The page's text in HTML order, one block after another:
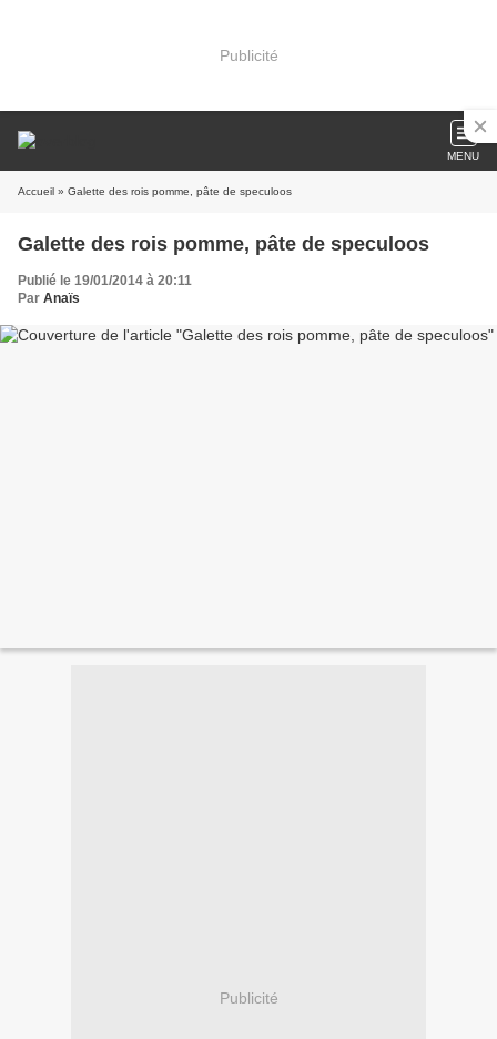
Publicité
MENU
Accueil » Galette des rois pomme, pâte de speculoos
Galette des rois pomme, pâte de speculoos
Publié le 19/01/2014 à 20:11
Par Anaïs
Publicité